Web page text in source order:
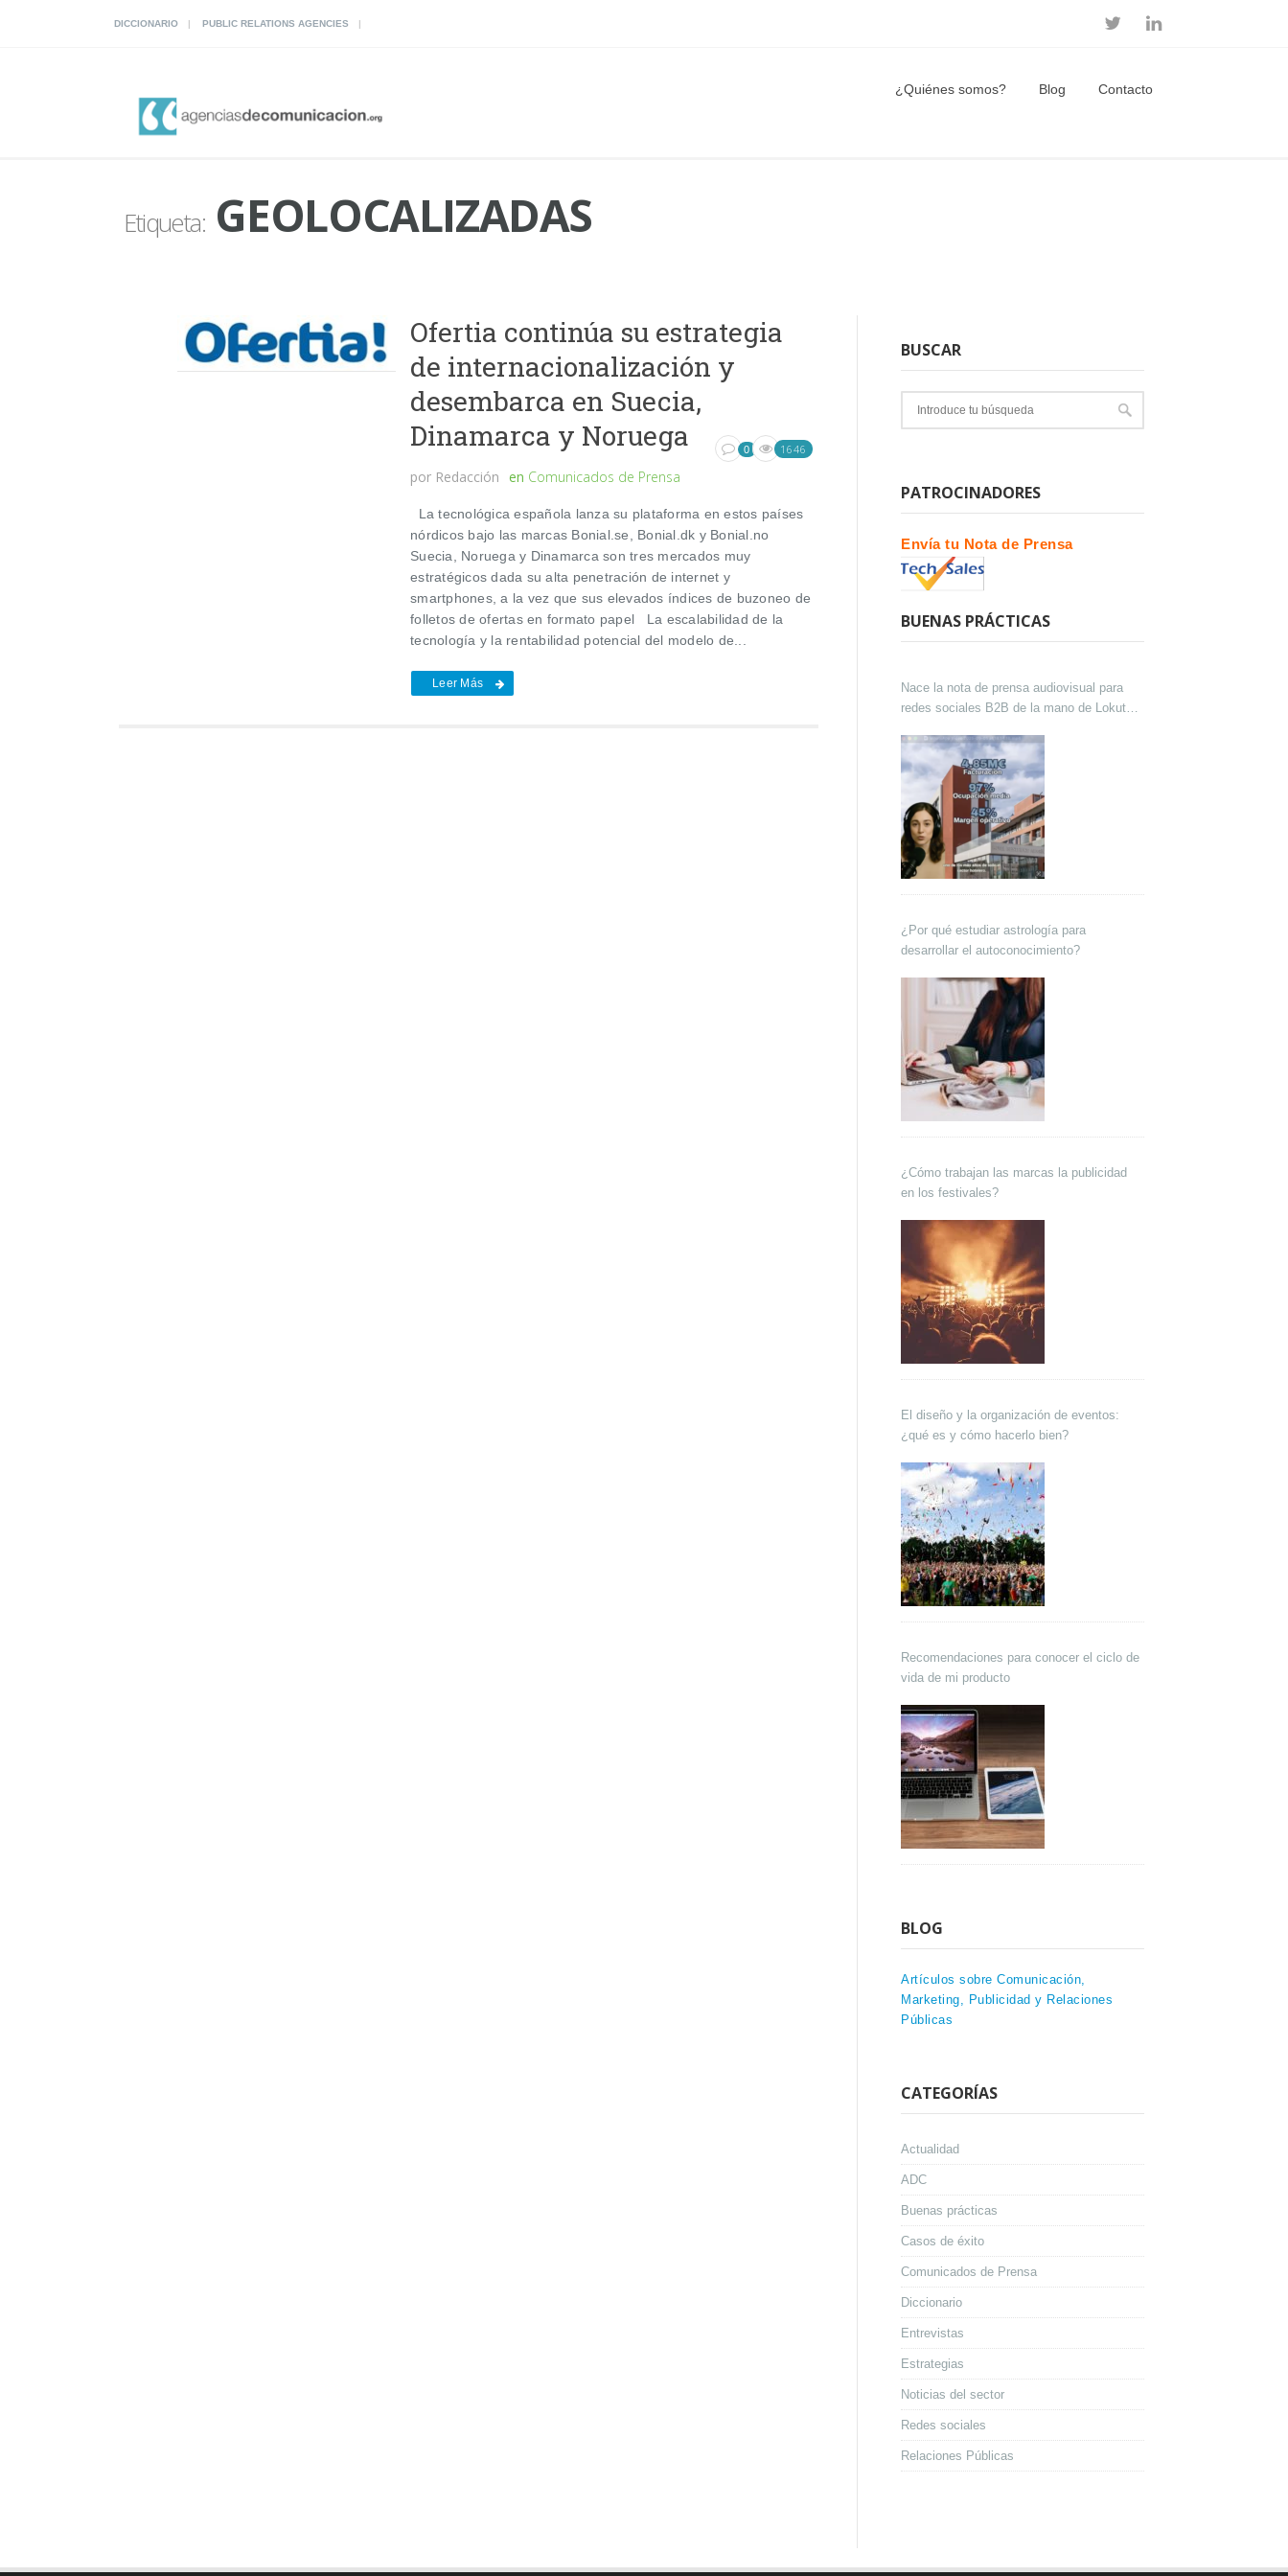
DICCIONARIO PUBLIC RELATIONS AGENCIES
¿Quiénes somos? Blog Contacto
Etiqueta:GEOLOCALIZADAS
Ofertia continúa su estrategia
de internacionalización y
desembarca en Suecia,
Dinamarca y Noruega
por Redacción en Comunicados de Prensa
0 1646
La tecnológica española lanza su plataforma en estos países
nórdicos bajo las marcas Bonial.se, Bonial.dk y Bonial.no
Suecia, Noruega y Dinamarca son tres mercados muy
estratégicos dada su alta penetración de internet y
smartphones, a la vez que sus elevados índices de buzoneo de
folletos de ofertas en formato papel La escalabilidad de la
tecnología y la rentabilidad potencial del modelo de...
Leer Más
BUSCAR
PATROCINADORES
Envía tu Nota de Prensa
BUENAS PRÁCTICAS
Nace la nota de prensa audiovisual para
redes sociales B2B de la mano de Lokutor
¿Por qué estudiar astrología para
desarrollar el autoconocimiento?
¿Cómo trabajan las marcas la publicidad
en los festivales?
El diseño y la organización de eventos:
¿qué es y cómo hacerlo bien?
Recomendaciones para conocer el ciclo de
vida de mi producto
BLOG
Artículos sobre Comunicación,
Marketing, Publicidad y Relaciones
Públicas
CATEGORÍAS
Actualidad
ADC
Buenas prácticas
Casos de éxito
Comunicados de Prensa
Diccionario
Entrevistas
Estrategias
Noticias del sector
Redes sociales
Relaciones Públicas